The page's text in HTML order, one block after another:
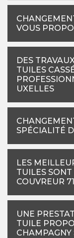
VOUS
DES
TUILES
UXELLES
SPÉCIALITÉ
LES
TUILES
COUVREUR 71
UNE
TUILE
CHAMPAGNY